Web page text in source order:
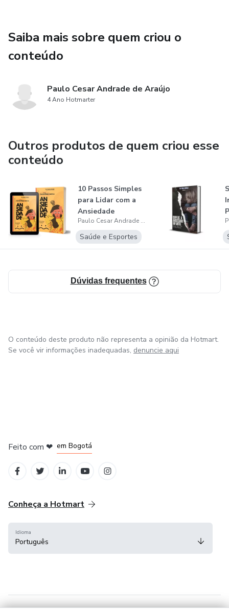
Saiba mais sobre quem criou o
conteúdo
Paulo Cesar Andrade de Araújo
4 Ano Hotmarter
Outros produtos de quem criou esse
conteúdo
10 Passos Simples
para Lidar com a
Ansiedade
Paulo Cesar Andrade de Araújo
Saúde e Esportes
Dúvidas frequentes
O conteúdo deste produto não representa a opinião da Hotmart.
Se você vir informações inadequadas, denuncie aqui
Feito com ❤ em Bogotá
Conheça a Hotmart
Idioma
Português